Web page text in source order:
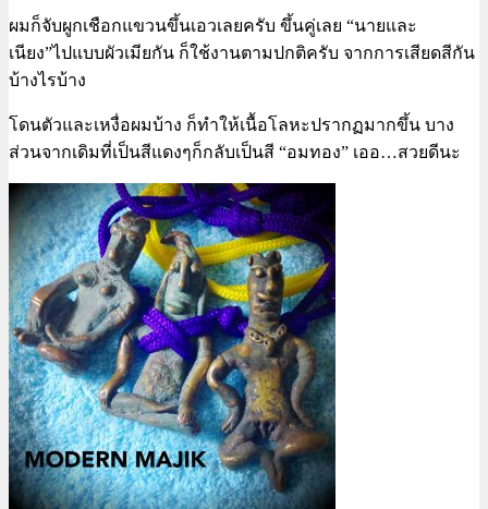
ผมก็จับผูกเชือกแขวนขึ้นเอวเลยครับ ขึ้นคู่เลย “นายและ
เนียง”ไปแบบผัวเมียกัน ก็ใช้งานตามปกติครับ จากการเสียดสีกัน
บ้างไรบ้าง
โดนตัวและเหงื่อผมบ้าง ก็ทำให้เนื้อโลหะปรากฏมากขึ้น บาง
ส่วนจากเดิมที่เป็นสีแดงๆก็กลับเป็นสี “อมทอง” เออ…สวยดีนะ